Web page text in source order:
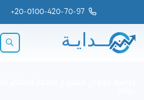
20-0100-420-70-97
+